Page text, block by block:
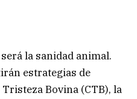
la sanidad animal.
estrategias de
Bovina (CTB), la